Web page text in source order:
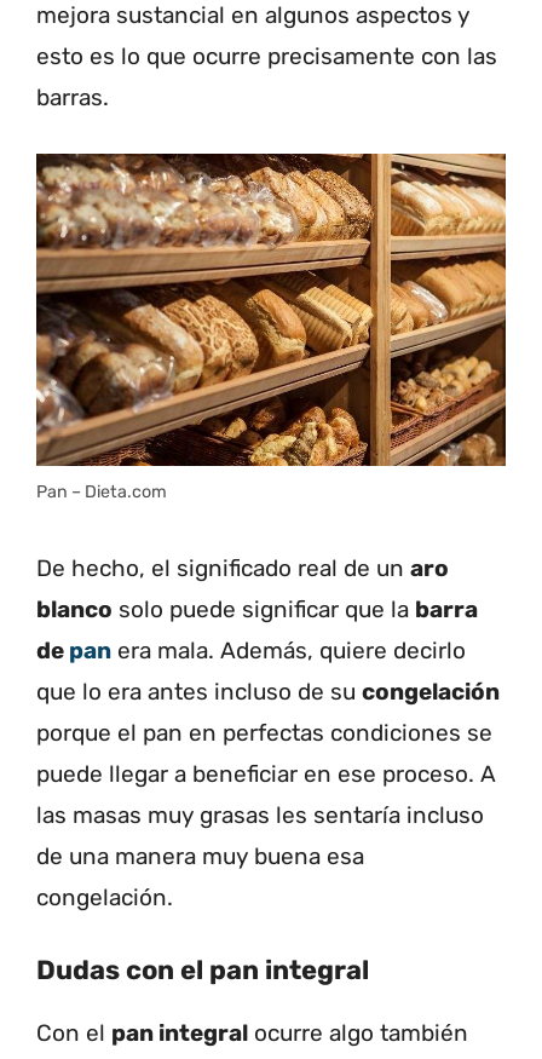
mejora sustancial en algunos aspectos y
esto es lo que ocurre precisamente con las
barras.
Pan – Dieta.com
De hecho, el significado real de un aro
blanco solo puede significar que la barra
de pan era mala. Además, quiere decirlo
que lo era antes incluso de su congelación
porque el pan en perfectas condiciones se
puede llegar a beneficiar en ese proceso. A
las masas muy grasas les sentaría incluso
de una manera muy buena esa
congelación.
Dudas con el pan integral
Con el pan integral ocurre algo también